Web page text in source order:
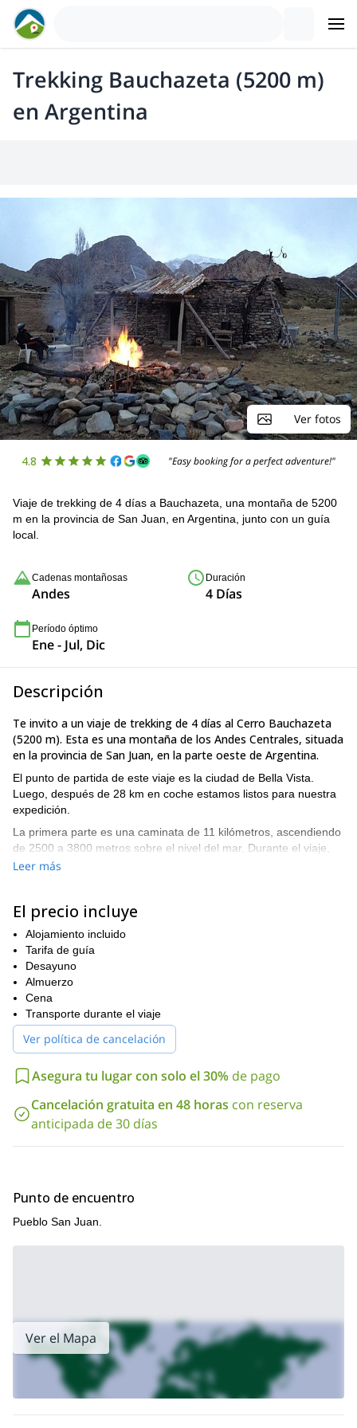
Trekking Bauchazeta (5200 m)
en Argentina
Ver fotos
4.8 "Easy booking for a perfect adventure!"
Viaje de trekking de 4 días a Bauchazeta, una montaña de 5200
m en la provincia de San Juan, en Argentina, junto con un guía
local.
Cadenas montañosas
Andes
Duración
4 Días
Período óptimo
Ene - Jul, Dic
Descripción
Te invito a un viaje de trekking de 4 días al Cerro Bauchazeta
(5200 m). Esta es una montaña de los Andes Centrales, situada
en la provincia de San Juan, en la parte oeste de Argentina.
El punto de partida de este viaje es la ciudad de Bella Vista.
Luego, después de 28 km en coche estamos listos para nuestra
expedición.
La primera parte es una caminata de 11 kilómetros, ascendiendo
de 2500 a 3800 metros sobre el nivel del mar. Durante el viaje,
vamos a pasar la noche en dos campamentos base diferentes.
Bauchazeta es probablemente una de las montañas de 5000
metros más fáciles en las que he estado. También es la que tiene
la mejor vista y paisaje, porque hay un bonito arroyo y estamos
realmente en los Andes.
Por favor, contáctame si quieres más información sobre este
viaje. Estaré encantado de ser tu guía allí.
Leer más
El precio incluye
Alojamiento incluido
Tarifa de guía
Desayuno
Almuerzo
Cena
Transporte durante el viaje
Ver política de cancelación
Asegura tu lugar con solo el 30% de pago
Cancelación gratuita en 48 horas con reserva
anticipada de 30 días
Punto de encuentro
Pueblo San Juan.
Ver el Mapa